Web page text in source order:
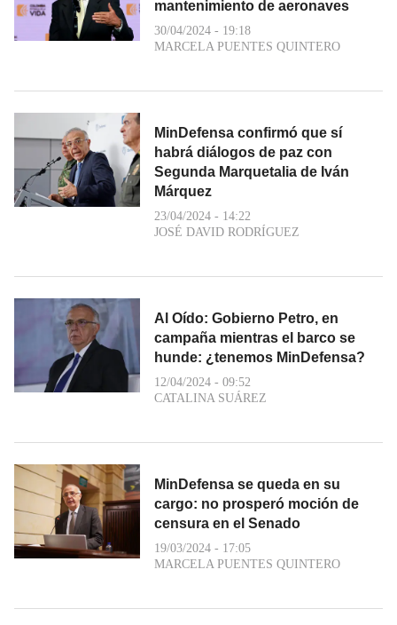
mantenimiento de aeronaves
30/04/2024 - 19:18
MARCELA PUENTES QUINTERO
MinDefensa confirmó que sí
habrá diálogos de paz con
Segunda Marquetalia de Iván
Márquez
23/04/2024 - 14:22
JOSÉ DAVID RODRÍGUEZ
Al Oído: Gobierno Petro, en
campaña mientras el barco se
hunde: ¿tenemos MinDefensa?
12/04/2024 - 09:52
CATALINA SUÁREZ
MinDefensa se queda en su
cargo: no prosperó moción de
censura en el Senado
19/03/2024 - 17:05
MARCELA PUENTES QUINTERO